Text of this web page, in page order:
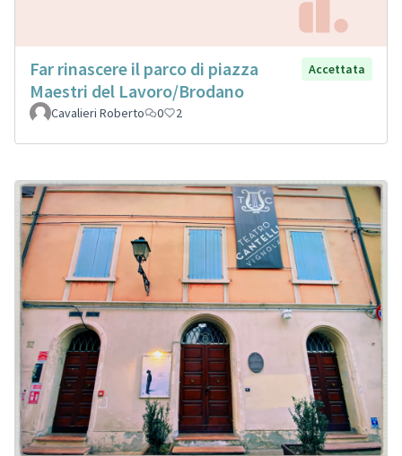
Far rinascere il parco di piazza
Maestri del Lavoro/Brodano
Accettata
Cavalieri Roberto 0 2